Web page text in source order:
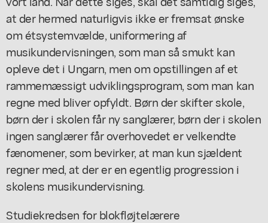
at der hermed naturligvis ikke er fremsat ønske
om étsystemvælde, uniformering af
musikundervisningen, som man så smukt kan
opleve det i Ungarn, men om opstillingen af et
rammemæssigt udviklingsprogram, som man kan
regne med bliver opfyldt. Børn der skifter skole,
børn der i skolen får ny sanglærer, børn der i skolen
ingen sanglærer får overhovedet er velkendte
fænomener, som bevirker, at man kun sjældent
regner med, at der er en egentlig progression i
skolens musikundervisning.
Studiekredsen for blokfløjtelærere